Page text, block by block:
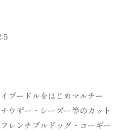
5
プードルをはじめマルチー
ウザー・シーズー等のカット
レンチブルドッグ・コーギー